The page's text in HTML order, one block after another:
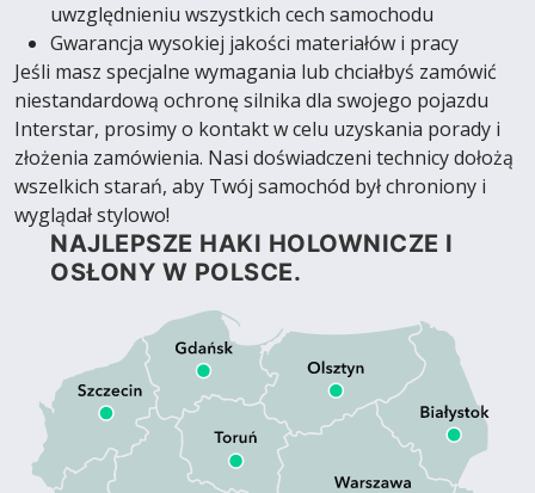
uwzględnieniu wszystkich cech samochodu
Gwarancja wysokiej jakości materiałów i pracy
Jeśli masz specjalne wymagania lub chciałbyś zamówić
niestandardową ochronę silnika dla swojego pojazdu
Interstar, prosimy o kontakt w celu uzyskania porady i
złożenia zamówienia. Nasi doświadczeni technicy dołożą
wszelkich starań, aby Twój samochód był chroniony i
wyglądał stylowo!
NAJLEPSZE HAKI HOLOWNICZE I
OSŁONY W POLSCE.